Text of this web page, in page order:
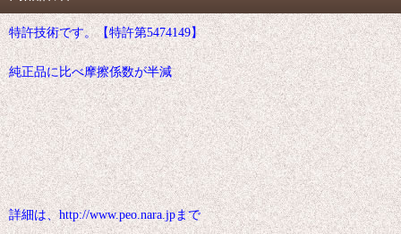
特許技術です。【特許第5474149】
純正品に比べ摩擦係数が半減
詳細は、http://www.peo.nara.jpまで